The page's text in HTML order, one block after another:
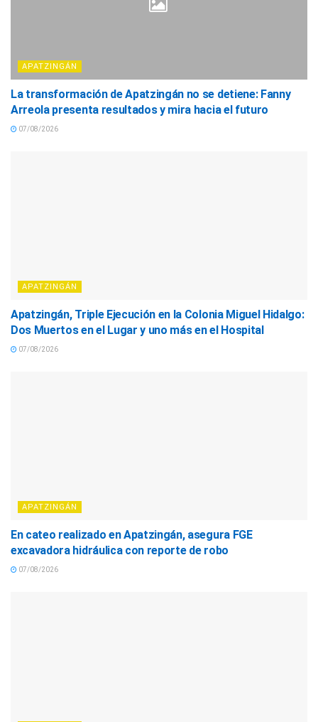
APATZINGÁN
La transformación de Apatzingán no se detiene: Fanny
Arreola presenta resultados y mira hacia el futuro
07/08/2026
APATZINGÁN
Apatzingán, Triple Ejecución en la Colonia Miguel Hidalgo:
Dos Muertos en el Lugar y uno más en el Hospital
07/08/2026
APATZINGÁN
En cateo realizado en Apatzingán, asegura FGE
excavadora hidráulica con reporte de robo
07/08/2026